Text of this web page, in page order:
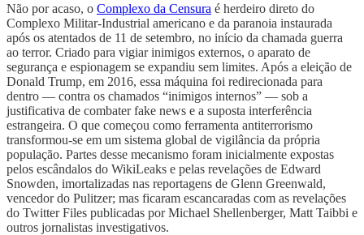
Não por acaso, o Complexo da Censura é herdeiro direto do
Complexo Militar-Industrial americano e da paranoia instaurada
após os atentados de 11 de setembro, no início da chamada guerra
ao terror. Criado para vigiar inimigos externos, o aparato de
segurança e espionagem se expandiu sem limites. Após a eleição de
Donald Trump, em 2016, essa máquina foi redirecionada para
dentro — contra os chamados “inimigos internos” — sob a
justificativa de combater fake news e a suposta interferência
estrangeira. O que começou como ferramenta antiterrorismo
transformou-se em um sistema global de vigilância da própria
população. Partes desse mecanismo foram inicialmente expostas
pelos escândalos do WikiLeaks e pelas revelações de Edward
Snowden, imortalizadas nas reportagens de Glenn Greenwald,
vencedor do Pulitzer; mas ficaram escancaradas com as revelações
do Twitter Files publicadas por Michael Shellenberger, Matt Taibbi e
outros jornalistas investigativos.